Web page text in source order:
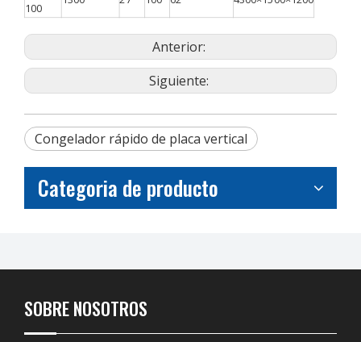
100
Anterior:
Siguiente:
Congelador rápido de placa vertical
Categoria de producto
SOBRE NOSOTROS